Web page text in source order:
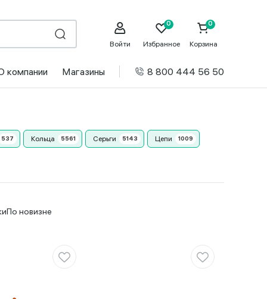
Войти Избранное Корзина
компании Магазины 8 800 444 56 50
Кольца Серьги Цепи
По новизне